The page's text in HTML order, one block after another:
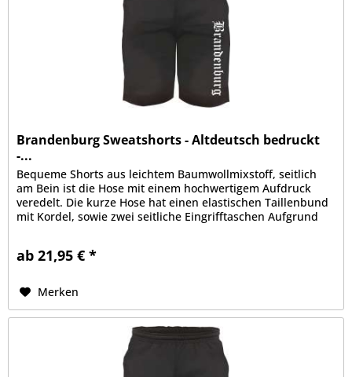
Brandenburg Sweatshorts - Altdeutsch bedruckt
-...
Bequeme Shorts aus leichtem Baumwollmixstoff, seitlich
am Bein ist die Hose mit einem hochwertigem Aufdruck
veredelt. Die kurze Hose hat einen elastischen Taillenbund
mit Kordel, sowie zwei seitliche Eingrifftaschen Aufgrund
ab 21,95 € *
Merken